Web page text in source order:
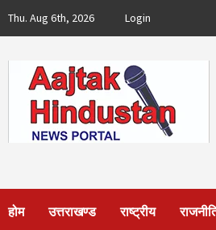
Thu. Aug 6th, 2026 Login
होम उत्तराखण्ड राष्ट्रीय